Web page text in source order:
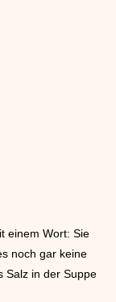
einem Wort: Sie
noch gar keine
Salz in der Suppe